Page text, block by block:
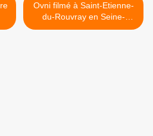
Ovni filmé à Saint-Etienne-
du-Rouvray en Seine-
Maritime le 5 octobre 2017